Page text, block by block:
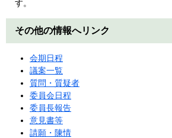
す。
その他の情報へリンク
会期日程
議案一覧
質問・質疑者
委員会日程
委員長報告
意見書等
請願・陳情